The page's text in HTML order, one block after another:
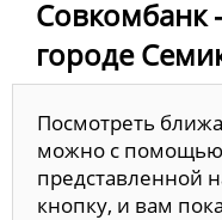
Совкомбанк
городе
Посмотреть
можно с помощью
представленной
кнопку, и вам